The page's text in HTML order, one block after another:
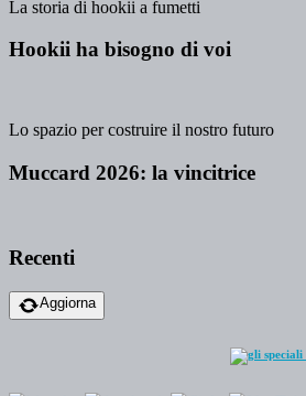
La storia di hookii a fumetti
Hookii ha bisogno di voi
Lo spazio per costruire il nostro futuro
Muccard 2026: la vincitrice
Recenti
Aggiorna